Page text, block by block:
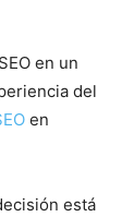
en un
del
en
está